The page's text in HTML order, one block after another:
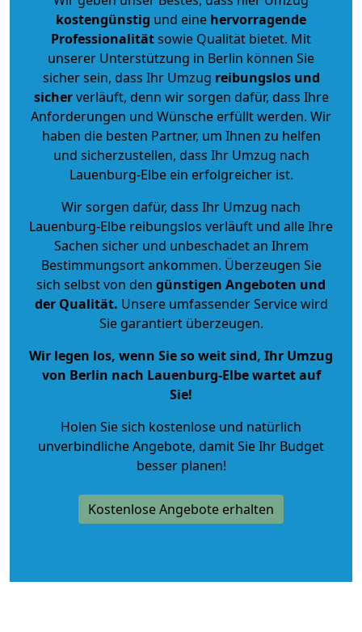
kostengünstig und eine hervorragende
Professionalitätsowie Qualität bietet. Mit
unserer Unterstützung in Berlin können Sie
sicher sein, dass Ihr Umzug reibungslos und
sicherverläuft, denn wir sorgen dafür, dass Ihre
Anforderungen und Wünsche erfüllt werden. Wir
haben die besten Partner, um Ihnen zu helfen
und sicherzustellen, dass Ihr Umzug nach
Lauenburg-Elbe ein erfolgreicher ist.
Wir sorgen dafür, dass Ihr Umzug nach
Lauenburg-Elbe reibungslos verläuft und alle Ihre
Sachen sicher und unbeschadet an Ihrem
Bestimmungsort ankommen. Überzeugen Sie
sich selbst von den günstigen Angeboten und
der Qualität. Unsere umfassender Service wird
Sie garantiert überzeugen.
Wir legen los, wenn Sie so weit sind, Ihr Umzug
von Berlin nach Lauenburg-Elbe wartet auf
Sie!
Holen Sie sich kostenlose und natürlich
unverbindliche Angebote, damit Sie Ihr Budget
besser planen!
Kostenlose Angebote erhalten